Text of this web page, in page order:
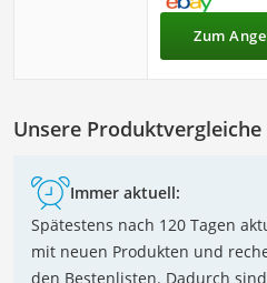
Zum
Unsere Produktvergleiche
Immer aktuell:
Spätestens nach 120 Tagen
mit neuen Produkten und
den Bestenlisten. Dadurch